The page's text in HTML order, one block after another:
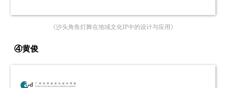
《沙头角鱼灯舞在地域文化IP中的设计与应用》
④黄俊